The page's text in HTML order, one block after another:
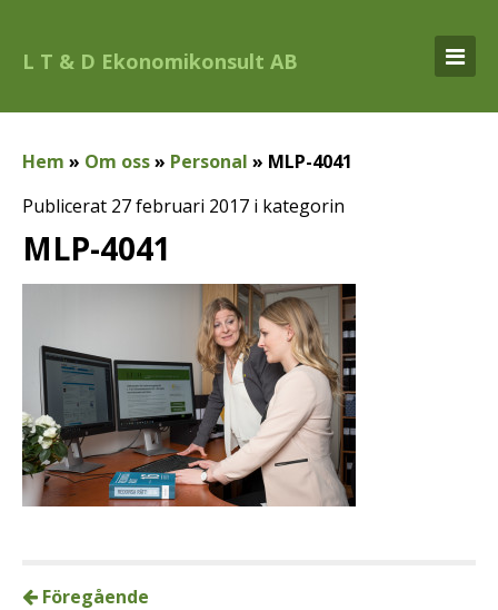
L T & D Ekonomikonsult AB
Hem » Om oss» Personal » MLP-4041
Publicerat 27 februari 2017 i kategorin
MLP-4041
Föregående